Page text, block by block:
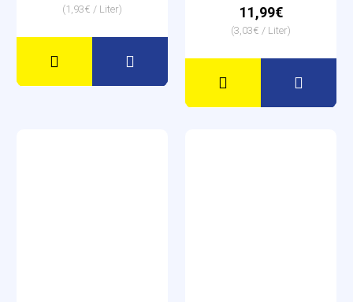
(1,93€ / Liter)
11,99€
(3,03€ / Liter)